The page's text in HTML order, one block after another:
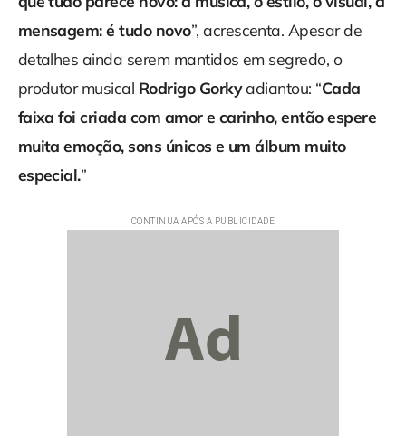
mensagem: é tudo novo”, acrescenta. Apesar de
detalhes ainda serem mantidos em segredo, o
produtor musical Rodrigo Gorkyadiantou: “Cada
faixa foi criada com amor e carinho, então espere
muita emoção, sons únicos e um álbum muito
especial.”